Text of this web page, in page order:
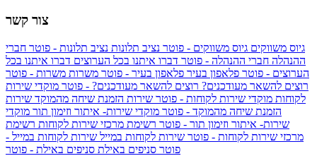
צור קשר
גיוס משווקים גיוס משווקים - פוטר נציב תלונות נציב תלונות - פוטר חברי
ההנהלה חברי ההנהלה - פוטר דברו איתנו בכל הערוצים דברו איתנו בכל
הערוצים - פוטר פלאפון בעיר פלאפון בעיר - פוטר משרות משרות - פוטר
רוצים להשאר מעודכנים? רוצים להשאר מעודכנים? - פוטר מוקדי שירות
לקוחות מוקדי שירות לקוחות - פוטר שירות הזמנת שיחה מהמוקד שירות
הזמנת שיחה מהמוקד - פוטר מוקדי שירות- איתור וזימון תור מוקדי
שירות- איתור וזימון תור - פוטר רשימת מרכזי שירות לקוחות רשימת
מרכזי שירות לקוחות - פוטר שירות לקוחות במייל שירות לקוחות במייל -
פוטר סניפים באילת סניפים באילת - פוטר